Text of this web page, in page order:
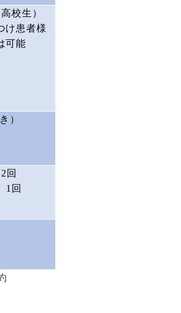
校生）
け患者様
可能
）
2 回
1 回